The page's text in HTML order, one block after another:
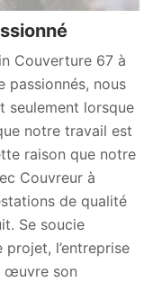
Couverture 67 à
passionnés, nous
seulement lorsque
notre travail est
raison que notre
Couvreur à
de qualité
Se soucie
l’entreprise
œuvre son